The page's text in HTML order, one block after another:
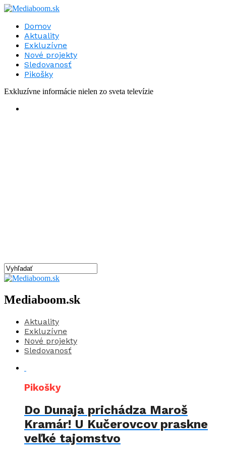
Domov
Aktuality
Exkluzívne
Nové projekty
Sledovanosť
Pikošky
Exkluzívne informácie nielen zo sveta televízie
Mediaboom.sk
Aktuality
Exkluzívne
Nové projekty
Sledovanosť
Pikošky
Do Dunaja prichádza Maroš
Kramár! U Kučerovcov praskne
veľké tajomstvo